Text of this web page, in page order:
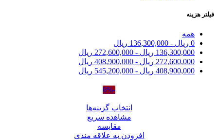
فیلتر هزینه
همه
0 ریال -
136,300,000 ریال
136,300,000 ریال -
272,600,000 ریال
272,600,000 ریال -
408,900,000 ریال
408,900,000 ریال -
545,200,000 ریال
-6%
انتخاب گزینه‌ها
مشاهده سریع
مقایسه
افزودن به علاقه مندی